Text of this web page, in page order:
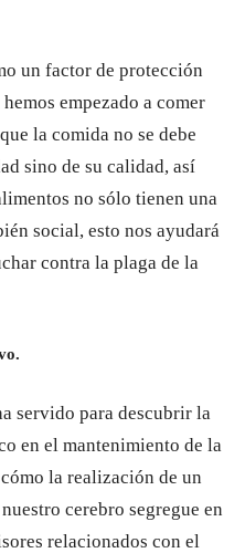
un factor de protección
empezado a comer
la comida no se debe
sino de su calidad, así
no sólo tienen una
social, esto nos ayudará
contra la plaga de la
servido para descubrir la
en el mantenimiento de la
la realización de un
cerebro segregue en
relacionados con el